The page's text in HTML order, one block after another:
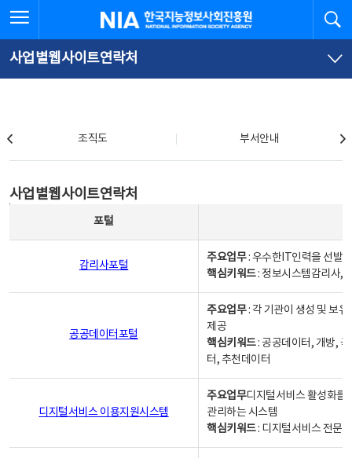
문
로
가
체
뉴
바
가
한국지능정보사회진흥원
사업별웹사이트연락처
조직도 부서안내
사업별웹사이트연락처
포털
감리사포털
주요업무: 우수한IT인력을 선발
핵심키워드: 정보시스템감리사,
공공데이터포털
주요업무: 각 기관이 생성 및 보
제공
핵심키워드: 공공데이터, 개방,
터, 추천데이터
디지털서비스 이용지원시스템
주요업무디지털서비스 활성화를
관리하는 시스템
핵심키워드: 디지털서비스 전문